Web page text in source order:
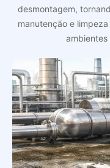
desmontagem,
manutenção e
ambientes